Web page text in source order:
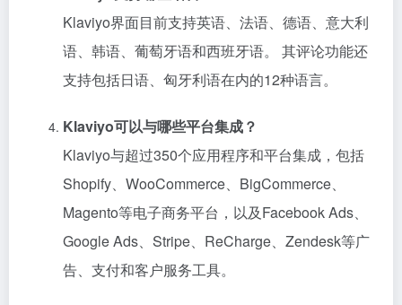
Klaviyo界面目前支持英语、法语、德语、意大利
语、韩语、葡萄牙语和西班牙语。 其评论功能还
支持包括日语、匈牙利语在内的12种语言。
Klaviyo可以与哪些平台集成？
Klaviyo与超过350个应用程序和平台集成，包括
Shopify、WooCommerce、BigCommerce、
Magento等电子商务平台，以及Facebook Ads、
Google Ads、Stripe、ReCharge、Zendesk等广
告、支付和客户服务工具。